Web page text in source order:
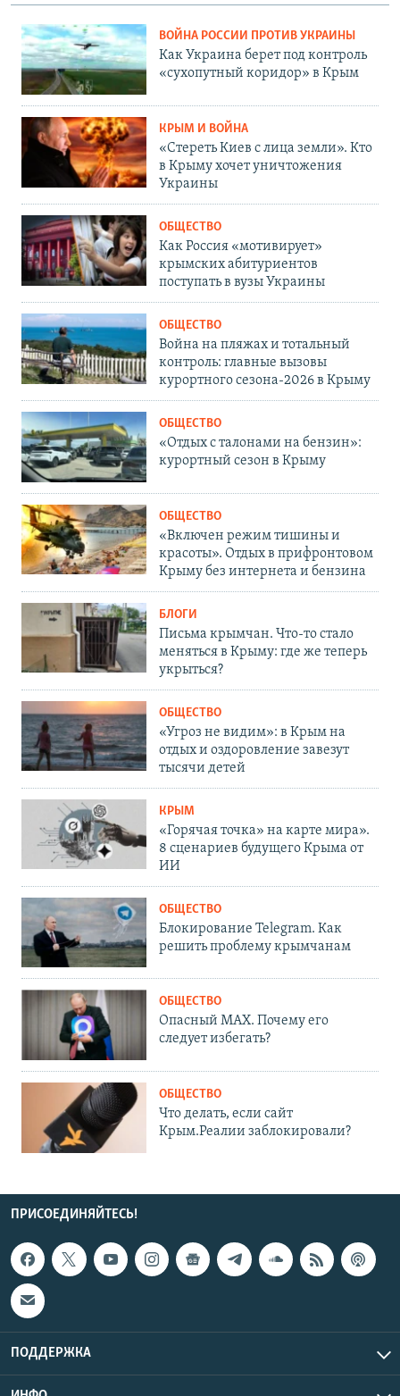
ВОЙНА РОССИИ ПРОТИВ УКРАИНЫ
Как Украина берет под контроль
«сухопутный коридор» в Крым
КРЫМ И ВОЙНА
«Стереть Киев с лица земли». Кто
в Крыму хочет уничтожения
Украины
ОБЩЕСТВО
Как Россия «мотивирует»
крымских абитуриентов
поступать в вузы Украины
ОБЩЕСТВО
Война на пляжах и тотальный
контроль: главные вызовы
курортного сезона-2026 в Крыму
ОБЩЕСТВО
«Отдых с талонами на бензин»:
курортный сезон в Крыму
ОБЩЕСТВО
«Включен режим тишины и
красоты». Отдых в прифронтовом
Крыму без интернета и бензина
БЛОГИ
Письма крымчан. Что-то стало
меняться в Крыму: где же теперь
укрыться?
ОБЩЕСТВО
«Угроз не видим»: в Крым на
отдых и оздоровление завезут
тысячи детей
КРЫМ
«Горячая точка» на карте мира».
8 сценариев будущего Крыма от
ИИ
ОБЩЕСТВО
Блокирование Telegram. Как
решить проблему крымчанам
ОБЩЕСТВО
Опасный MAX. Почему его
следует избегать?
ОБЩЕСТВО
Что делать, если сайт
Крым.Реалии заблокировали?
ПРИСОЕДИНЯЙТЕСЬ!
ПОДДЕРЖКА